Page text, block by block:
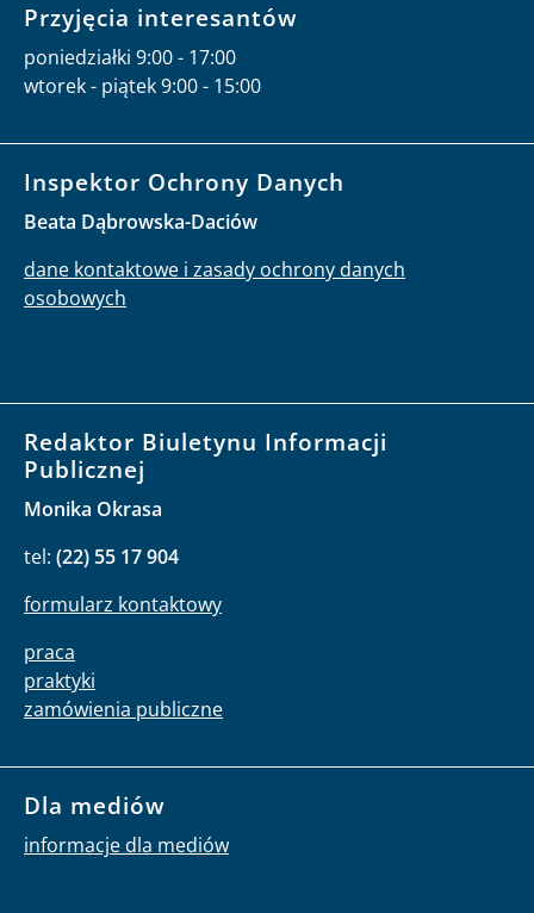
Przyjęcia interesantów
poniedziałki 9:00 - 17:00
wtorek - piątek 9:00 - 15:00
Inspektor Ochrony Danych
Beata Dąbrowska-Daciów
dane kontaktowe i zasady ochrony danych
osobowych
Redaktor Biuletynu Informacji
Publicznej
Monika Okrasa
tel: (22) 55 17 904
formularz kontaktowy
praca
praktyki
zamówienia publiczne
Dla mediów
informacje dla mediów